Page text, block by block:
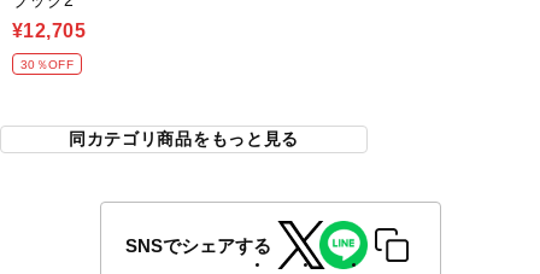
¥12,705
30％OFF
同カテゴリ商品をもっと見る
SNSでシェアする